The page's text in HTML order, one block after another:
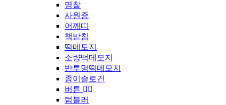
명찰
사원증
어깨띠
책받침
떡메모지
소량떡메모지
반투명떡메모지
종이슬로건
버튼
텀블러